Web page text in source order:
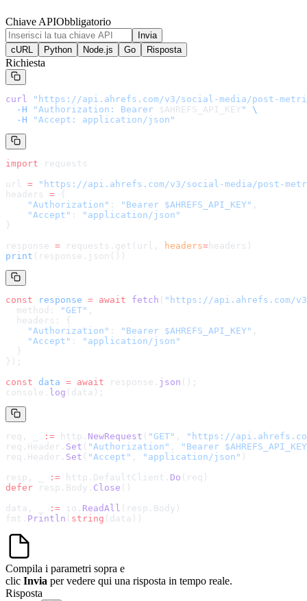
Chiave APIObbligatorio
Invia
cURL
Python Node.js Go Risposta
Richiesta
curl " https://api.ahrefs.com/v3/social-media/post-
  -H
"Authorization: Bearer $AHREFS_API_KEY "
\
  -H
"Accept: application/json"
import requests
url = " https://api.ahrefs.com/v3/social-media/post-
headers = {
    "Authorization"
: "Bearer $AHREFS_API_KEY" ,
    "Accept"
:
"application/json"
}
response = requests.get(url, headers= headers )
print (response.json())
const response = await fetch ( " https://api.ahrefs.com/
  method:
"GET" ,
  headers: {
    "Authorization"
: "Bearer $AHREFS_API_KEY" ,
    "Accept"
:
"application/json"
  }
});
const data = await response. json ();
console. log (data);
req, _ := http. NewRequest ( "GET" , " https://
req.Header. Set ( "Authorization" ,
"Bearer
req.Header. Set ( "Accept" , "application/json" )
resp, _
:= http.DefaultClient. Do (req)
defer resp.Body. Close ()
data, _
:= io. ReadAll (resp.Body)
fmt. Println ( string (data))
Compila i parametri sopra e
clic Invia per vedere qui una risposta in tempo reale.
Risposta